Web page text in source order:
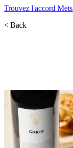
Trouvez l'accord
< Back